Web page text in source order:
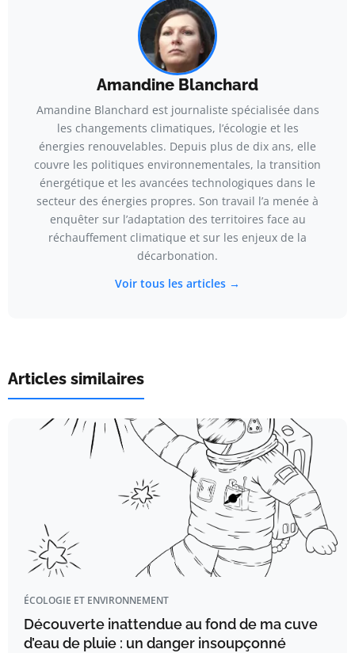
Amandine Blanchard
Amandine Blanchard est journaliste spécialisée dans
les changements climatiques, l’écologie et les
énergies renouvelables. Depuis plus de dix ans, elle
couvre les politiques environnementales, la transition
énergétique et les avancées technologiques dans le
secteur des énergies propres. Son travail l’a menée à
enquêter sur l’adaptation des territoires face au
réchauffement climatique et sur les enjeux de la
décarbonation.
Voir tous les articles →
Articles similaires
ÉCOLOGIE ET ENVIRONNEMENT
Découverte inattendue au fond de ma cuve
d’eau de pluie : un danger insoupçonné